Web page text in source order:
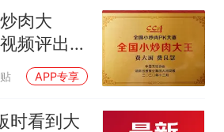
诺免费
肉大
频评出
APP专享
时看到大